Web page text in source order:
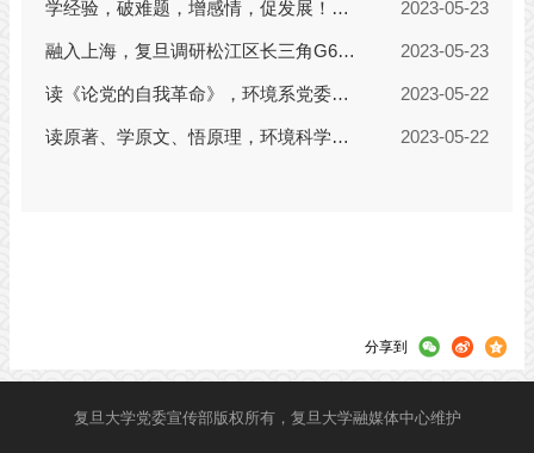
分享到
复旦大学党委宣传部版权所有，复旦大学融媒体中心维护